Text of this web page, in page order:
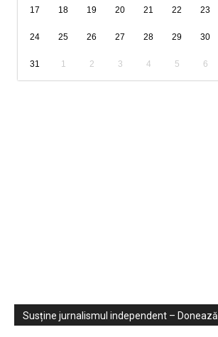
17 18 19 20 21 22 23
24 25 26 27 28 29 30
31 1 2 3 4 5 6
Sondaje
Video
Susține jurnalismul independent – Donează